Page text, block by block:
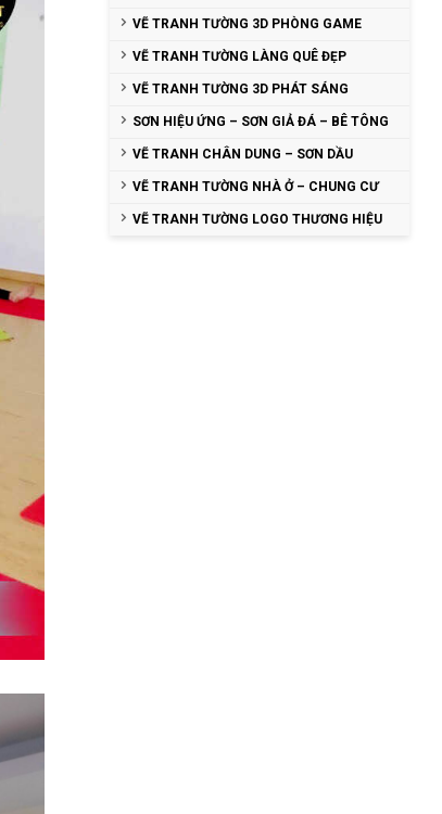
VẼ TRANH TƯỜNG 3D PHÒNG GAME
VẼ TRANH TƯỜNG LÀNG QUÊ ĐẸP
VẼ TRANH TƯỜNG 3D PHÁT SÁNG
SƠN HIỆU ỨNG – SƠN GIẢ ĐÁ – BÊ TÔNG
VẼ TRANH CHÂN DUNG – SƠN DẦU
VẼ TRANH TƯỜNG NHÀ Ở – CHUNG CƯ
VẼ TRANH TƯỜNG LOGO THƯƠNG HIỆU